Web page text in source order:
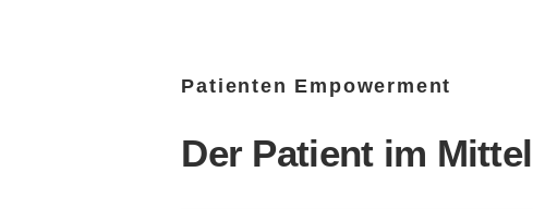
Patienten Empowerment
Der Patient im